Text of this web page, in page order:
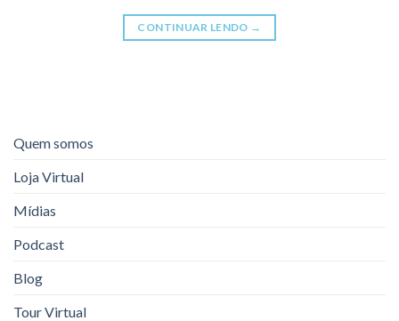
CONTINUAR LENDO →
Quem somos
Loja Virtual
Mídias
Podcast
Blog
Tour Virtual